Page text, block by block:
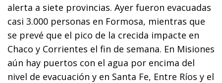
alerta a siete provincias. Ayer fueron evacuadas
casi 3.000 personas en Formosa, mientras que
se prevé que el pico de la crecida impacte en
Chaco y Corrientes el fin de semana. En Misiones
aún hay puertos con el agua por encima del
nivel de evacuación y en Santa Fe, Entre Ríos y el